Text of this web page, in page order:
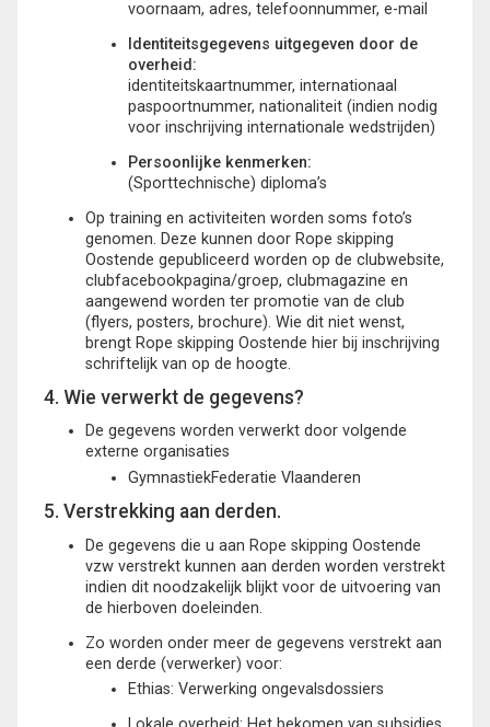
voornaam, adres, telefoonnummer, e-mail
Identiteitsgegevens uitgegeven door de
overheid:
identiteitskaartnummer, internationaal
paspoortnummer, nationaliteit (indien nodig
voor inschrijving internationale wedstrijden)
Persoonlijke kenmerken:
(Sporttechnische) diploma’s
Op training en activiteiten worden soms foto’s
genomen. Deze kunnen door Rope skipping
Oostende gepubliceerd worden op de clubwebsite,
clubfacebookpagina/groep, clubmagazine en
aangewend worden ter promotie van de club
(flyers, posters, brochure). Wie dit niet wenst,
brengt Rope skipping Oostende hier bij inschrijving
schriftelijk van op de hoogte.
4. Wie verwerkt de gegevens?
De gegevens worden verwerkt door volgende
externe organisaties
GymnastiekFederatie Vlaanderen
5. Verstrekking aan derden.
De gegevens die u aan Rope skipping Oostende
vzw verstrekt kunnen aan derden worden verstrekt
indien dit noodzakelijk blijkt voor de uitvoering van
de hierboven doeleinden.
Zo worden onder meer de gegevens verstrekt aan
een derde (verwerker) voor:
Ethias: Verwerking ongevalsdossiers